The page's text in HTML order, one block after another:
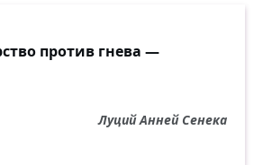
против гнева —
Луций Анней Сенека